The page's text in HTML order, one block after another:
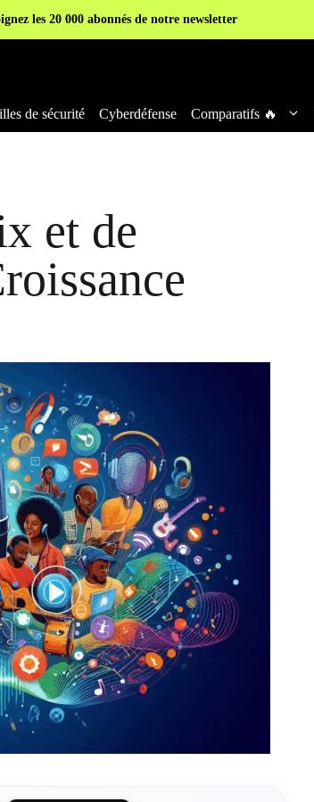
les 20 000 abonnés de notre newsletter
de sécurité Cyberdéfense Comparatifs 🔥
et de